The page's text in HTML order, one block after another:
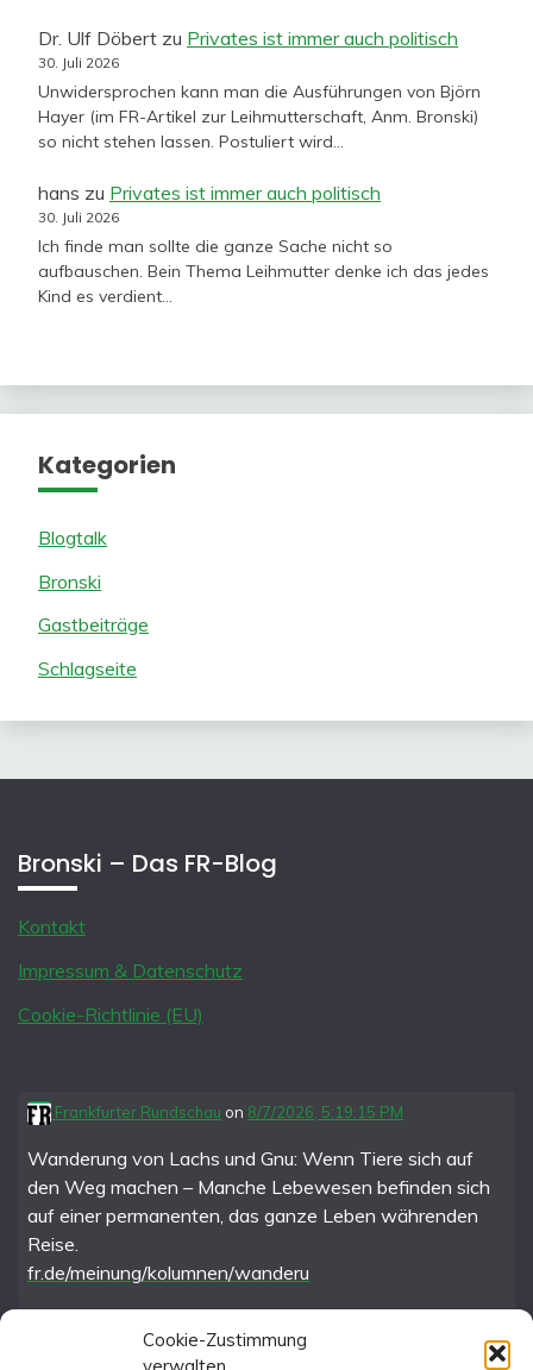
Cookie-Zustimmung
Dr. Ulf Döbert zu Privates ist immer auch politisch
30. Juli 2026
Unwidersprochen kann man die Ausführungen von Björn
Hayer (im FR-Artikel zur Leihmutterschaft, Anm. Bronski)
so nicht stehen lassen. Postuliert wird…
hans zu Privates ist immer auch politisch
30. Juli 2026
Ich finde man sollte die ganze Sache nicht so
aufbauschen. Bein Thema Leihmutter denke ich das jedes
Kind es verdient…
Kategorien
Blogtalk
Bronski
Gastbeiträge
Schlagseite
Bronski – Das FR-Blog
Kontakt
Impressum & Datenschutz
Cookie-Richtlinie (EU)
Frankfurter Rundschau on 8/7/2026, 5:19:15 PM
Wanderung von Lachs und Gnu: Wenn Tiere sich auf
den Weg machen – Manche Lebewesen befinden sich
auf einer permanenten, das ganze Leben währenden
Reise.
fr.de/meinung/kolumnen/wanderu